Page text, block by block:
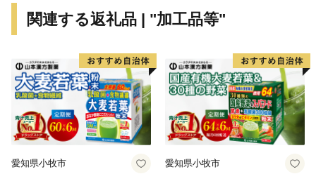
関連する返礼品 | "加工品等"
愛知県小牧市 愛知県小牧市